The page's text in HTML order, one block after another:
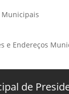
Municipais
e Endereços
de